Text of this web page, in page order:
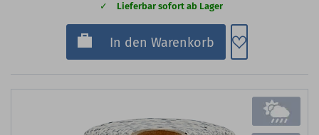
Lieferbar sofort ab Lager
In den Warenkorb Zum